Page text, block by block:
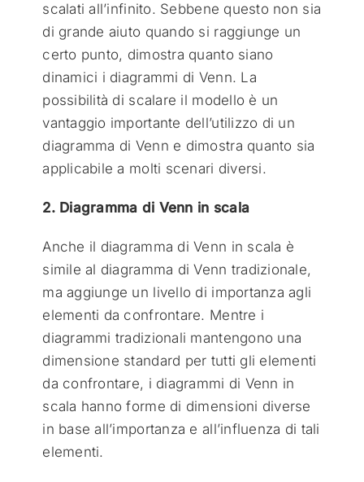
scalati all’infinito. Sebbene questo non sia
di grande aiuto quando si raggiunge un
certo punto, dimostra quanto siano
dinamici i diagrammi di Venn. La
possibilità di scalare il modello è un
vantaggio importante dell’utilizzo di un
diagramma di Venn e dimostra quanto sia
applicabile a molti scenari diversi.
2. Diagramma di Venn in scala
Anche il diagramma di Venn in scala è
simile al diagramma di Venn tradizionale,
ma aggiunge un livello di importanza agli
elementi da confrontare. Mentre i
diagrammi tradizionali mantengono una
dimensione standard per tutti gli elementi
da confrontare, i diagrammi di Venn in
scala hanno forme di dimensioni diverse
in base all’importanza e all’influenza di tali
elementi.